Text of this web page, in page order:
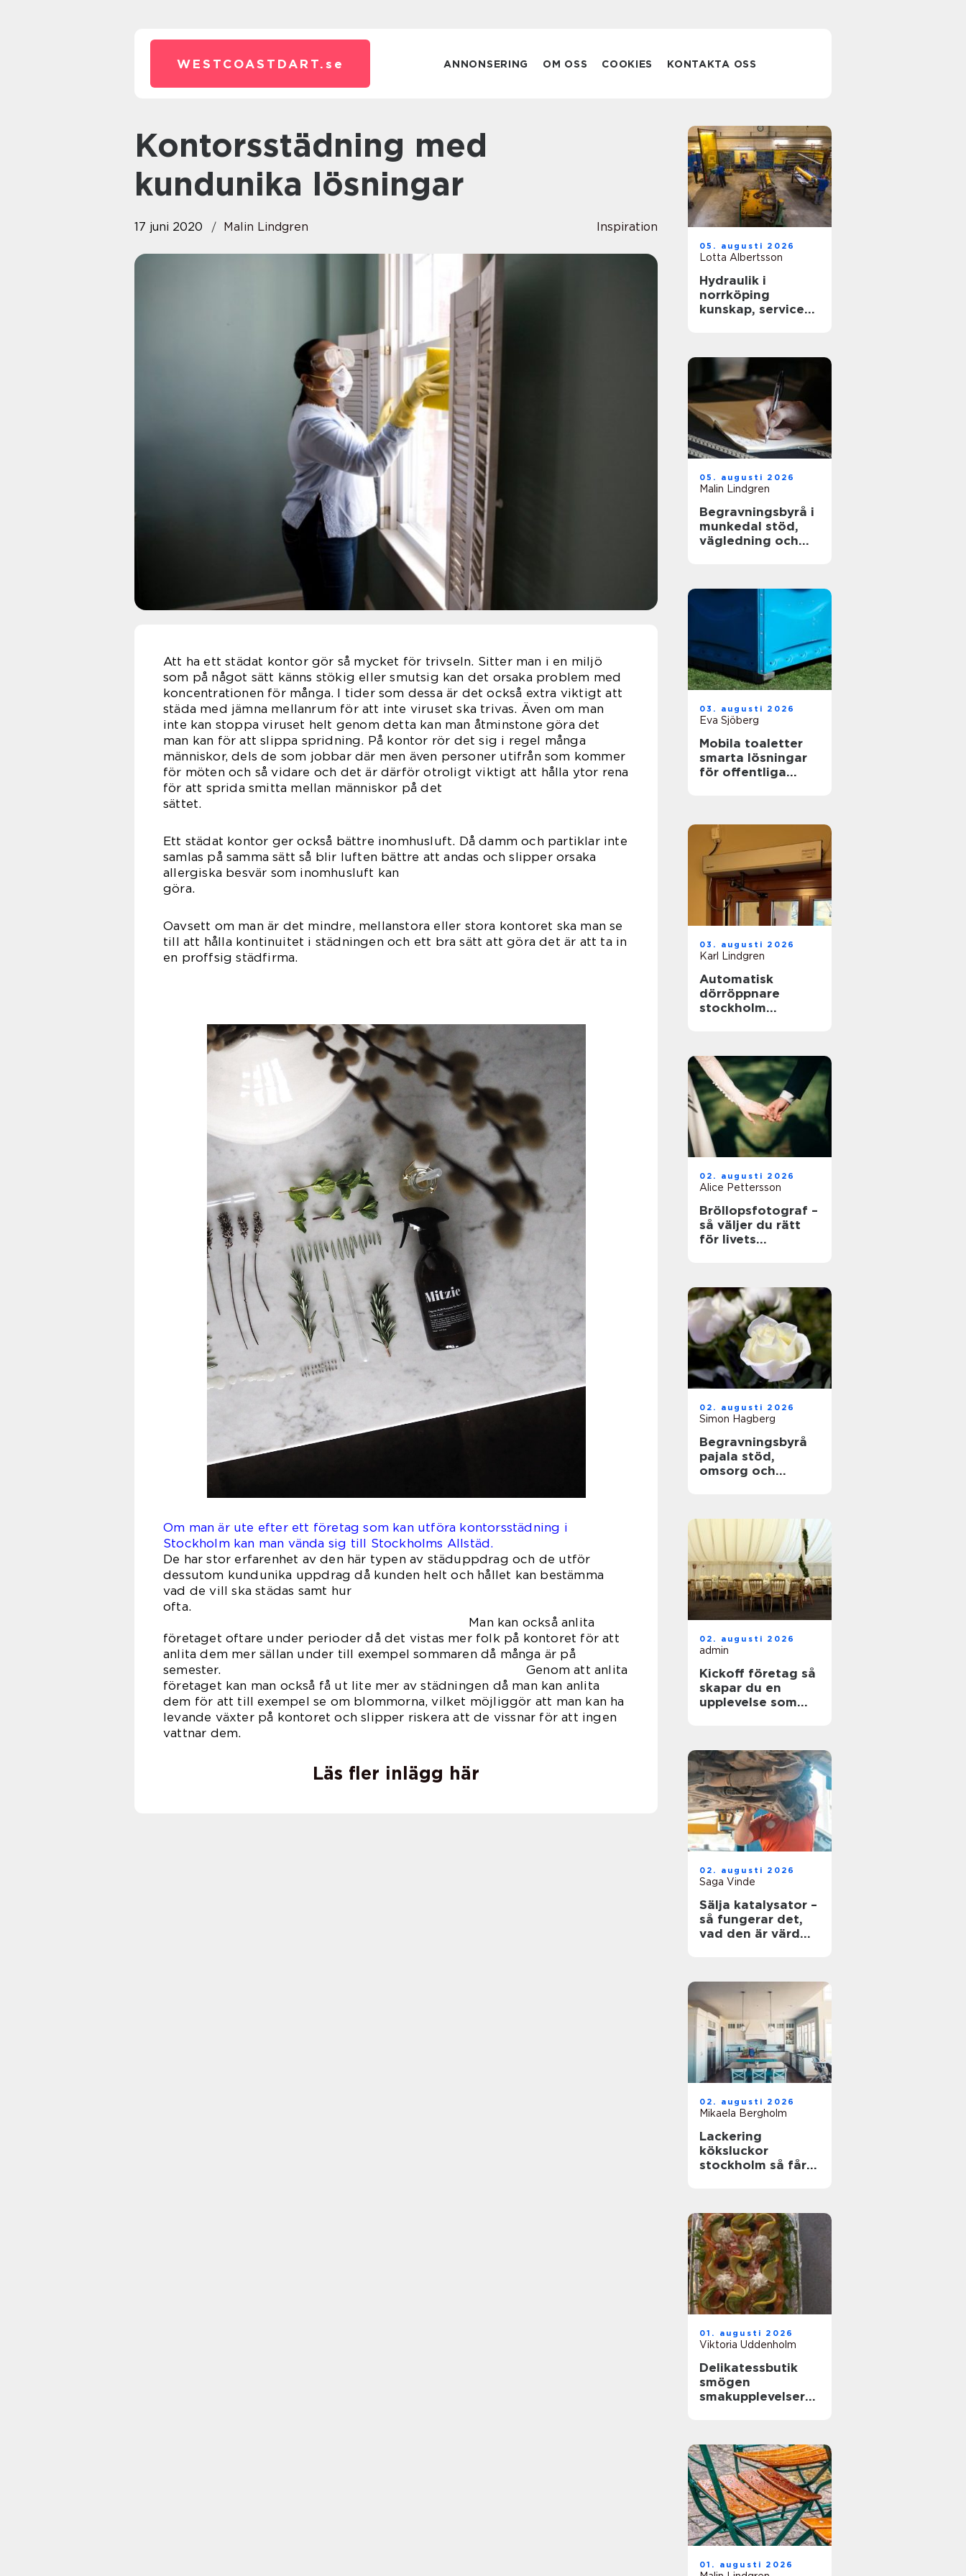
WESTCOASTDART. se ANNONSERING OM OSS COOKIES KONTAKTA OSS
Kontorsstädning med
kundunika lösningar
17 juni 2020 Malin Lindgren Inspiration
Att ha ett städat kontor gör så mycket för trivseln. Sitter man i en miljö
som på något sätt känns stökig eller smutsig kan det orsaka problem med
koncentrationen för många. I tider som dessa är det också extra viktigt att
städa med jämna mellanrum för att inte viruset ska trivas. Även om man
inte kan stoppa viruset helt genom detta kan man åtminstone göra det
man kan för att slippa spridning. På kontor rör det sig i regel många
människor, dels de som jobbar där men även personer utifrån som kommer
för möten och så vidare och det är därför otroligt viktigt att hålla ytor rena
för att sprida smitta mellan människor på det
sättet.
Ett städat kontor ger också bättre inomhusluft. Då damm och partiklar inte
samlas på samma sätt så blir luften bättre att andas och slipper orsaka
allergiska besvär som inomhusluft kan
göra.
Oavsett om man är det mindre, mellanstora eller stora kontoret ska man se
till att hålla kontinuitet i städningen och ett bra sätt att göra det är att ta in
en proffsig städfirma.
Om man är ute efter ett företag som kan utföra kontorsstädning i
Stockholm kan man vända sig till Stockholms Allstäd.
De har stor erfarenhet av den här typen av städuppdrag och de utför
dessutom kundunika uppdrag då kunden helt och hållet kan bestämma
vad de vill ska städas samt hur
ofta.
Man kan också anlita
företaget oftare under perioder då det vistas mer folk på kontoret för att
anlita dem mer sällan under till exempel sommaren då många är på
semester. Genom att anlita
företaget kan man också få ut lite mer av städningen då man kan anlita
dem för att till exempel se om blommorna, vilket möjliggör att man kan ha
levande växter på kontoret och slipper riskera att de vissnar för att ingen
vattnar dem.
Läs fler inlägg här
05. augusti 2026
Lotta Albertsson
Hydraulik i
norrköping
kunskap, service
05. augusti 2026
Malin Lindgren
Begravningsbyrå i
munkedal stöd,
vägledning och
03. augusti 2026
Eva Sjöberg
Mobila toaletter
smarta lösningar
för offentliga
03. augusti 2026
Karl Lindgren
Automatisk
dörröppnare
stockholm
02. augusti 2026
Alice Pettersson
Bröllopsfotograf –
så väljer du rätt
för livets
02. augusti 2026
Simon Hagberg
Begravningsbyrå
pajala stöd,
omsorg och
02. augusti 2026
admin
Kickoff företag så
skapar du en
upplevelse som
02. augusti 2026
Saga Vinde
Sälja katalysator –
så fungerar det,
vad den är värd
02. augusti 2026
Mikaela Bergholm
Lackering
köksluckor
stockholm så får
01. augusti 2026
Viktoria Uddenholm
Delikatessbutik
smögen
smakupplevelser
01. augusti 2026